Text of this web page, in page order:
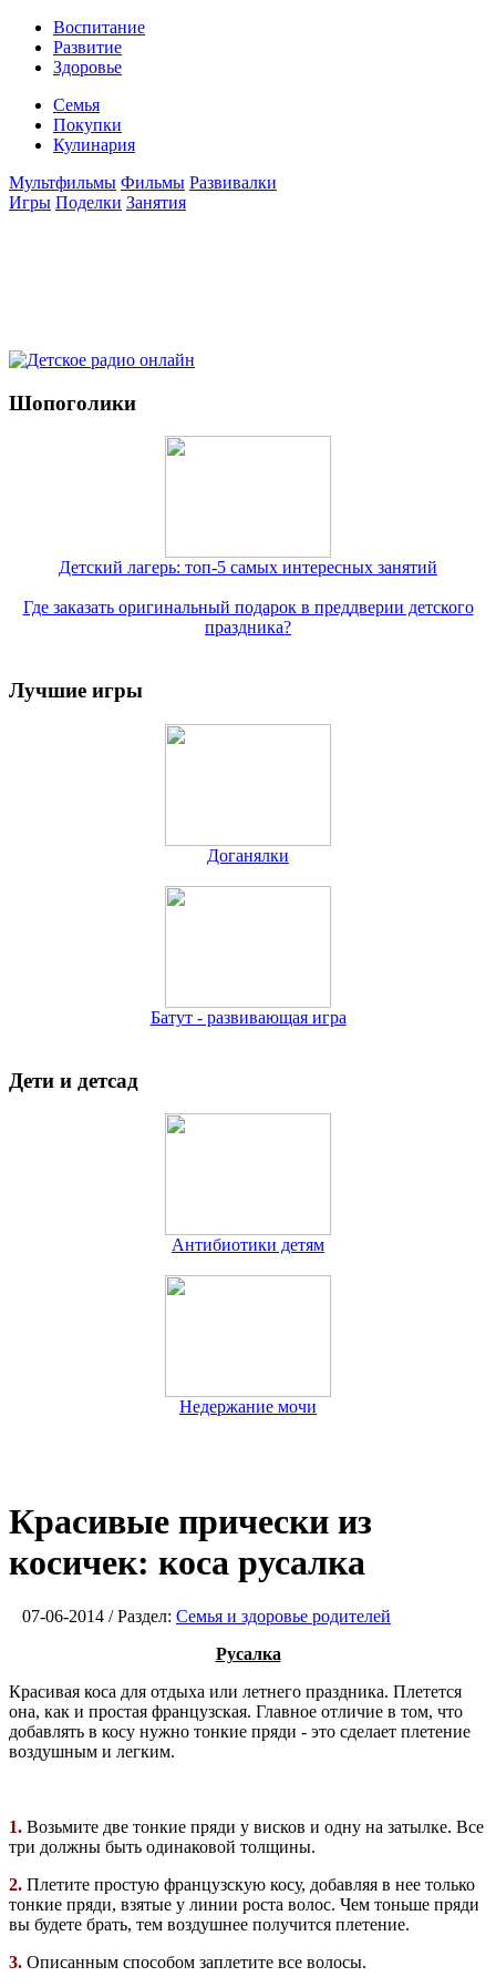
Воспитание
Развитие
Здоровье
Семья
Покупки
Кулинария
Мультфильмы Фильмы Развивалки
Игры Поделки Занятия
Шопоголики
Детский лагерь: топ-5 самых интересных занятий
Где заказать оригинальный подарок в преддверии детского
праздника?
Лучшие игры
Доганялки
Батут - развивающая игра
Дети и детсад
Антибиотики детям
Недержание мочи
Красивые прически из
косичек: коса русалка
07-06-2014 / Раздел: Семья и здоровье родителей
Русалка
Красивая коса для отдыха или летнего праздника. Плетется
она, как и простая французская. Главное отличие в том, что
добавлять в косу нужно тонкие пряди - это сделает плетение
воздушным и легким.
1. Возьмите две тонкие пряди у висков и одну на затылке. Все
три должны быть одинаковой толщины.
2. Плетите простую французскую косу, добавляя в нее только
тонкие пряди, взятые у линии роста волос. Чем тоньше пряди
вы будете брать, тем воздушнее получится плетение.
3. Описанным способом заплетите все волосы.